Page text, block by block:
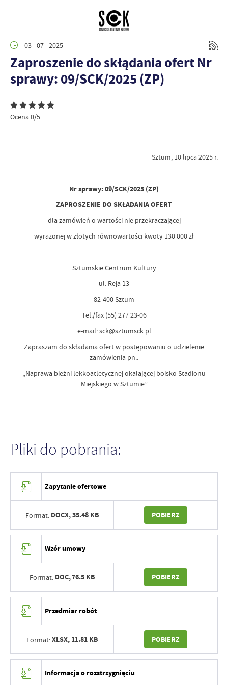
03 - 07 - 2025
Zaproszenie do skłądania ofert Nr
sprawy: 09/SCK/2025 (ZP)
Ocena 0/5
Sztum, 10 lipca 2025 r.
Nr sprawy: 09/SCK/2025 (ZP)
ZAPROSZENIE DO SKŁADANIA OFERT
dla zamówień o wartości nie przekraczającej
wyrażonej w złotych równowartości kwoty 130 000 zł
Sztumskie Centrum Kultury
ul. Reja 13
82-400 Sztum
Tel./fax (55) 277 23-06
e-mail: sck@sztumsck.pl
Zapraszam do składania ofert w postępowaniu o udzielenie
zamówienia pn.:
„Naprawa bieżni lekkoatletycznej okalającej boisko Stadionu
Miejskiego w Sztumie”
Pliki do pobrania:
Zapytanie ofertowe
Format: DOCX,35.48 KB POBIERZ
Wzór umowy
Format: DOC,76.5 KB POBIERZ
Przedmiar robót
Format:XLSX, 11.81 KB POBIERZ
Informacja o rozstrzygnięciu